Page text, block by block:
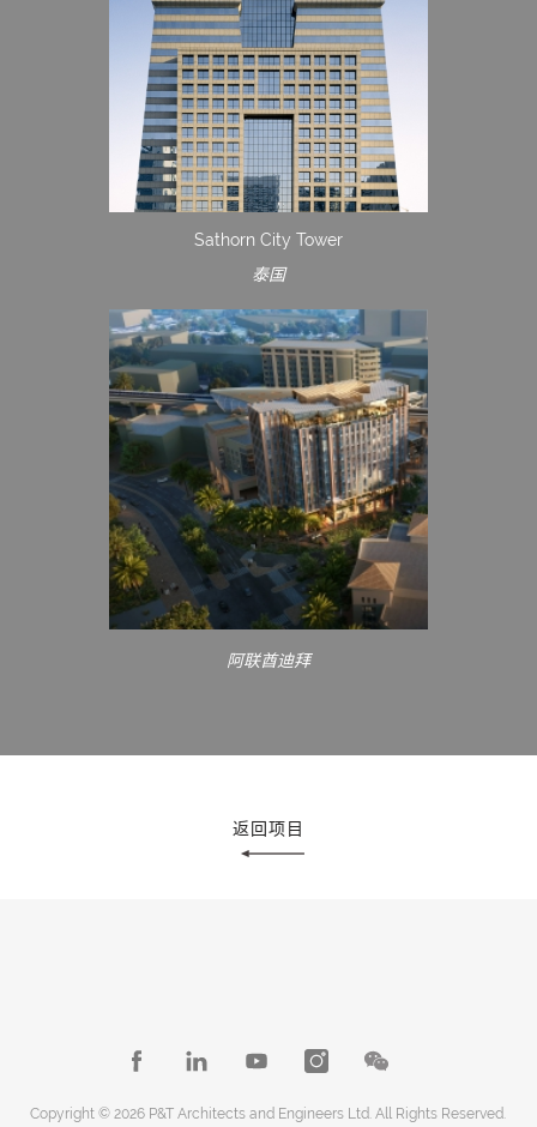
Sathorn City Tower
泰国
阿联酋迪拜
返回项目
Copyright © 2026 P&T Architects and Engineers Ltd. All Rights Reserved.